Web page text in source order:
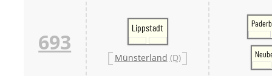
693
Lippstadt
Münsterland (D)